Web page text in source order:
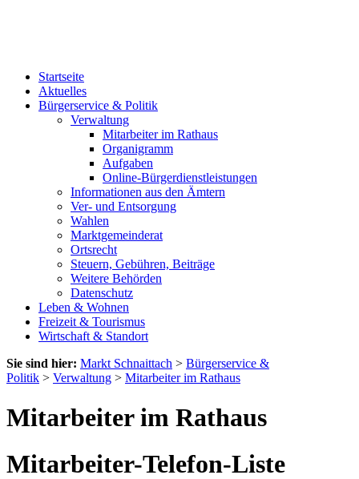
Startseite
Aktuelles
Bürgerservice & Politik
Verwaltung
Mitarbeiter im Rathaus
Organigramm
Aufgaben
Online-Bürgerdienstleistungen
Informationen aus den Ämtern
Ver- und Entsorgung
Wahlen
Marktgemeinderat
Ortsrecht
Steuern, Gebühren, Beiträge
Weitere Behörden
Datenschutz
Leben & Wohnen
Freizeit & Tourismus
Wirtschaft & Standort
Sie sind hier: Markt Schnaittach > Bürgerservice &
Politik > Verwaltung > Mitarbeiter im Rathaus
Mitarbeiter im Rathaus
Mitarbeiter-Telefon-Liste